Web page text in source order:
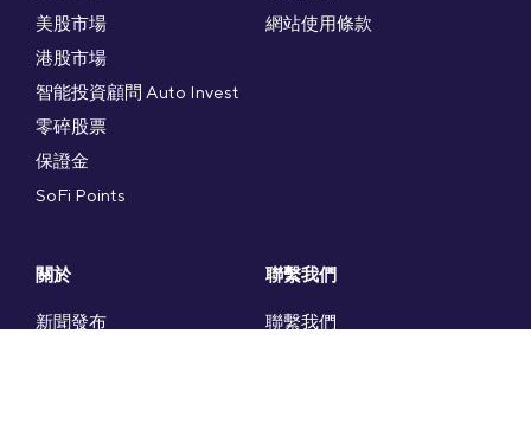
美股市場
港股市場
智能投資顧問 Auto Invest
零碎股票
保證金
SoFi Points
網站使用條款
關於
新聞發布
聯繫我們
聯繫我們